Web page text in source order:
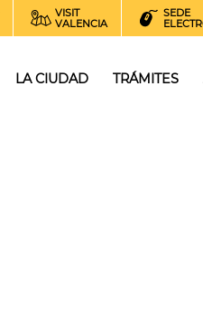
VISIT
VALENCIA
SEDE
LA CIUDAD TRÁMITES